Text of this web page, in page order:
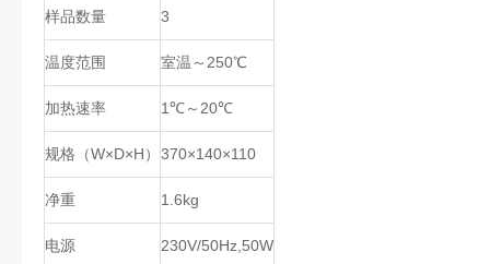
样品数量 3
温度范围 室温～250℃
加热速率 1℃～20℃
规格（W×D×H） 370×140×110
净重 1.6kg
电源 230V/50Hz,50W